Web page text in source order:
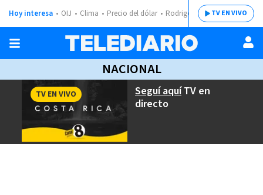
Hoy interesa OIJ Clima Precio del dólar Rodrigo ChavesTV EN VIVO
NACIONAL
Seguí aquíTV en
directo
TV EN VIVO